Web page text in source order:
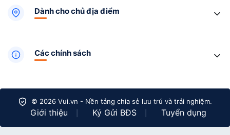
Dành cho chủ địa điểm
Các chính sách
© 2026 Vui.vn - Nền tảng chia sẻ lưu trú và trải nghiệm.
Giới thiệu Ký Gửi BĐS Tuyển dụng